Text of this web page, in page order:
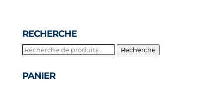
RECHERCHE
Recherche
Recherche
PANIER